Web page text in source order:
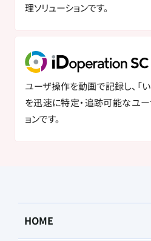
理ソリューションです。
ユーザ操作を動画で記録し、「い
を迅速に特定・追跡可能なユ
ョンです。
HOME